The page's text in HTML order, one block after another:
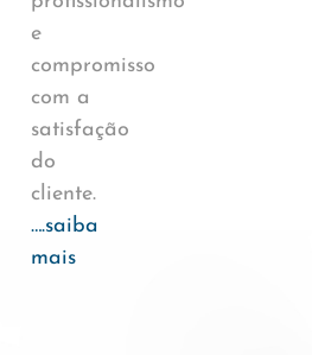
e
compromisso
com a
satisfação
do
cliente.
….saiba
mais